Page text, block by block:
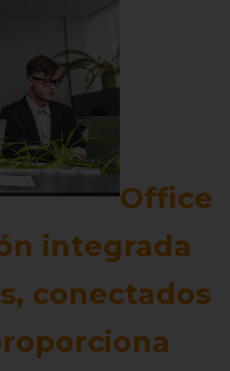
Office
integrada
conectados